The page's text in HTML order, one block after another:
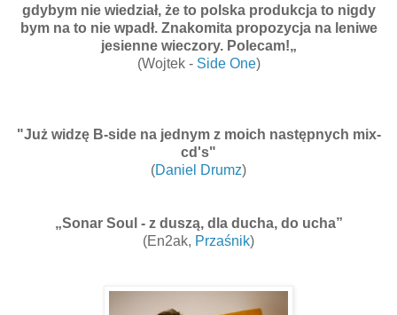
gdybym nie wiedział, że to polska produkcja to nigdy
bym na to nie wpadł. Znakomita propozycja na leniwe
jesienne wieczory. Polecam!„
(Wojtek - Side One)
"Już widzę B-side na jednym z moich następnych mix-
cd's"
(Daniel Drumz)
„Sonar Soul - z duszą, dla ducha, do ucha”
(En2ak, Przaśnik)